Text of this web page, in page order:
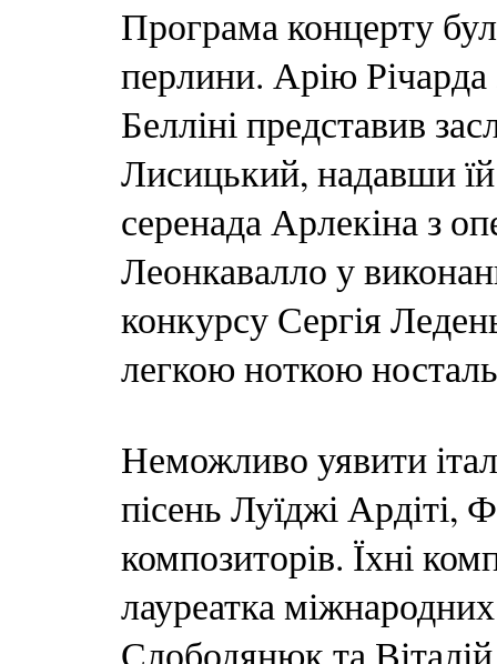
Програма концерту
перлини. Арію
Белліні представив
Лисицький, надавши
серенада Арлекіна з
Леонкавалло у
конкурсу Сергія
легкою ноткою
Неможливо уявити
пісень Луїджі Ардіті,
композиторів. Їхні
лауреатка
Слободянюк та